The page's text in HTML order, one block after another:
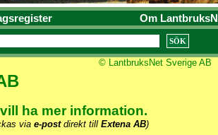
Om
© LantbruksNet Sverige AB
ha mer information.
via e-postdirekt till Extena AB)